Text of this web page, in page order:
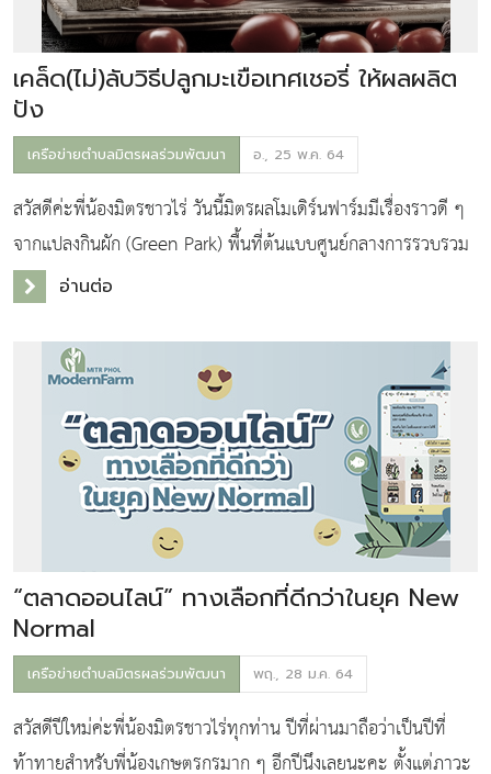
เคล็ด(ไม่)ลับวิธีปลูกมะเขือเทศเชอรี่ ให้ผลผลิต
ปัง
เครือข่ายตำบลมิตรผลร่วมพัฒนา อ., 25 พ.ค. 64
สวัสดีค่ะพี่น้องมิตรชาวไร่ วันนี้มิตรผลโมเดิร์นฟาร์มมีเรื่องราวดี ๆ
จากแปลงกินผัก (Green Park) พื้นที่ต้นแบบศูนย์กลางการรวบรวม
และกระจาย ผลผลิตทางการเกษตร ที่มิตรผลส่งเสริมให้เกษตรกรที่
อ่านต่อ
“ตลาดออนไลน์” ทางเลือกที่ดีกว่าในยุค New
Normal
เครือข่ายตำบลมิตรผลร่วมพัฒนา พฤ., 28 ม.ค. 64
สวัสดีปีใหม่ค่ะพี่น้องมิตรชาวไร่ทุกท่าน ปีที่ผ่านมาถือว่าเป็นปีที่
ท้าทายสำหรับพี่น้องเกษตรกรมาก ๆ อีกปีนึงเลยนะคะ ตั้งแต่ภาวะ